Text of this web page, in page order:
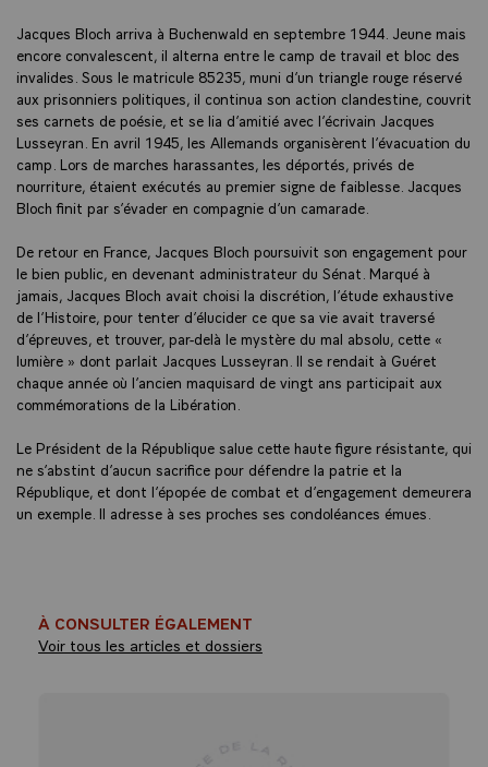
Jacques Bloch arriva à Buchenwald en septembre 1944. Jeune mais
encore convalescent, il alterna entre le camp de travail et bloc des
invalides. Sous le matricule 85235, muni d’un triangle rouge réservé
aux prisonniers politiques, il continua son action clandestine, couvrit
ses carnets de poésie, et se lia d’amitié avec l’écrivain Jacques
Lusseyran. En avril 1945, les Allemands organisèrent l’évacuation du
camp. Lors de marches harassantes, les déportés, privés de
nourriture, étaient exécutés au premier signe de faiblesse. Jacques
Bloch finit par s’évader en compagnie d’un camarade.
De retour en France, Jacques Bloch poursuivit son engagement pour
le bien public, en devenant administrateur du Sénat. Marqué à
jamais, Jacques Bloch avait choisi la discrétion, l’étude exhaustive
de l’Histoire, pour tenter d’élucider ce que sa vie avait traversé
d’épreuves, et trouver, par-delà le mystère du mal absolu, cette «
lumière » dont parlait Jacques Lusseyran. Il se rendait à Guéret
chaque année où l’ancien maquisard de vingt ans participait aux
commémorations de la Libération.
Le Président de la République salue cette haute figure résistante, qui
ne s’abstint d’aucun sacrifice pour défendre la patrie et la
République, et dont l’épopée de combat et d’engagement demeurera
un exemple. Il adresse à ses proches ses condoléances émues.
À CONSULTER ÉGALEMENT
Voir tous les articles et dossiers